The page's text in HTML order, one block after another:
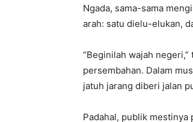
Ngada, sama-sama
arah: satu dielu-elukan,
“Beginilah wajah
persembahan. Dalam
jatuh jarang diberi jalan
Padahal, publik mestinya